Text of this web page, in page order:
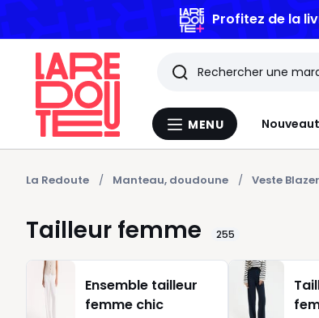
Profitez de la
Menu
MENU
Rechercher
Les
derniers
articles
consultés
La Redoute Manteau, doudoune Veste
Tailleur femme 255
Ensemble tailleur
femme chic